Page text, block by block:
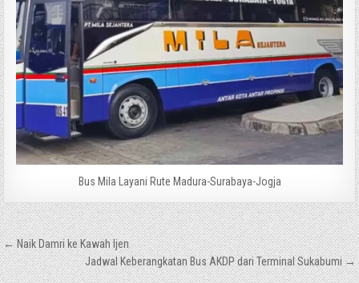
Bus Mila Layani Rute Madura-Surabaya-Jogja
Navigasi
pos
← Naik Damri ke Kawah Ijen
Jadwal Keberangkatan Bus AKDP dari Terminal Sukabumi →